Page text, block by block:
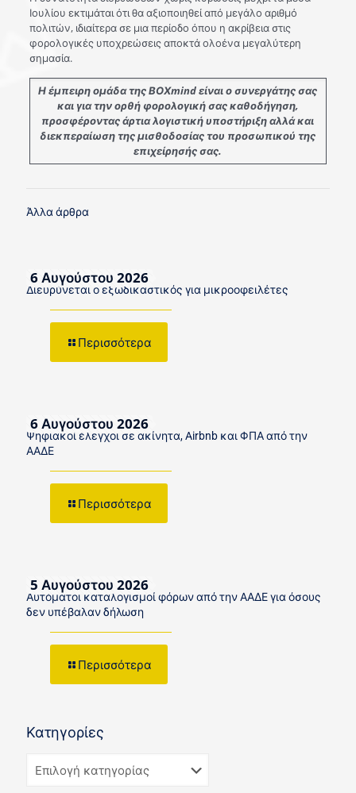
Ιουλίου εκτιμάται ότι θα αξιοποιηθεί από μεγάλο αριθμό
πολιτών, ιδιαίτερα σε μια περίοδο όπου η ακρίβεια στις
φορολογικές υποχρεώσεις αποκτά ολοένα μεγαλύτερη
σημασία.
Η έμπειρη ομάδα της ΒΟΧmind είναι ο συνεργάτης σας
και για την ορθή φορολογική σας καθοδήγηση,
προσφέροντας άρτια λογιστική υποστήριξη αλλά και
διεκπεραίωση της μισθοδοσίας του προσωπικού της
επιχείρησής σας.
Άλλα άρθρα
6 Αυγούστου 2026
Διευρύνεται ο εξωδικαστικός για μικροοφειλέτες
Περισσότερα
6 Αυγούστου 2026
Ψηφιακοί έλεγχοι σε ακίνητα, Airbnb και ΦΠΑ από την
ΑΑΔΕ
Περισσότερα
5 Αυγούστου 2026
Αυτόματοι καταλογισμοί φόρων από την ΑΑΔΕ για όσους
δεν υπέβαλαν δήλωση
Περισσότερα
Κατηγορίες